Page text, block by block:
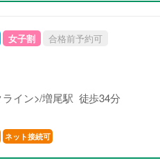
女子割 合格前予約可
イン>/増尾駅 徒歩34分
ネット接続可